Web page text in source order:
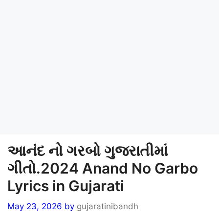
આનંદ નો ગરબો ગુજરાતીમાં
ગીતો.2024 Anand No Garbo
Lyrics in Gujarati
May 23, 2026 by gujaratinibandh